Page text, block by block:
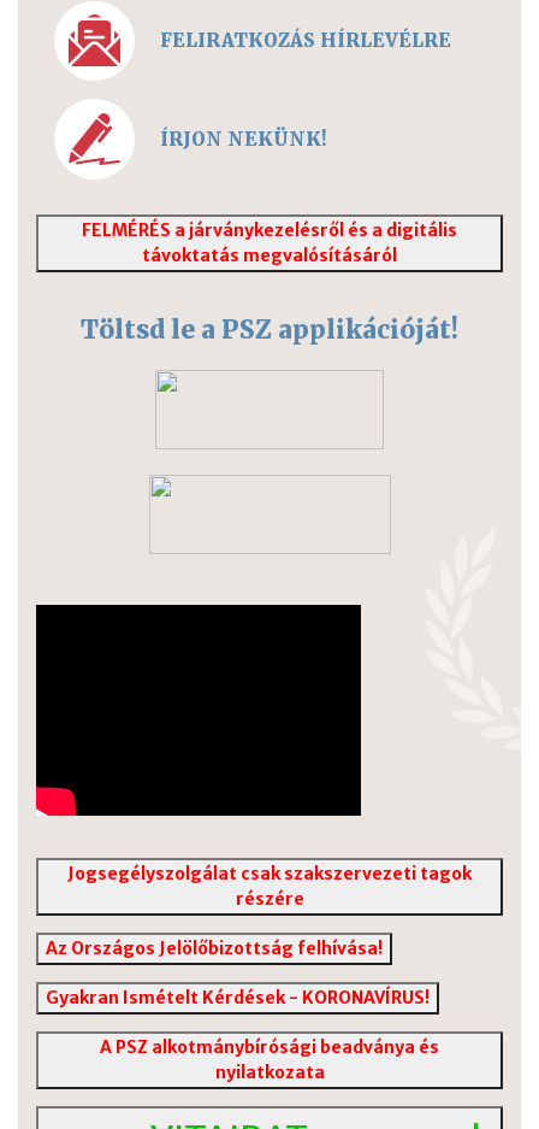
FELIRATKOZÁS HÍRLEVÉLRE
ÍRJON NEKÜNK!
FELMÉRÉS a járványkezelésről és a digitális
távoktatás megvalósításáról
Töltsd le a PSZ applikációját!
Jogsegélyszolgálat csak szakszervezeti tagok
részére
Az Országos Jelölőbizottság felhívása!
Gyakran Ismételt Kérdések - KORONAVÍRUS!
A PSZ alkotmánybírósági beadványa és
nyilatkozata